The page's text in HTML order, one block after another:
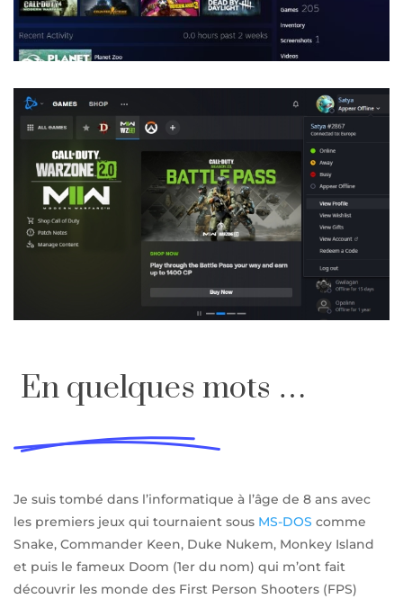
En quelques mots …
Je suis tombé dans l’informatique à l’âge de 8 ans avec
les premiers jeux qui tournaient sous MS-DOS comme
Snake, Commander Keen, Duke Nukem, Monkey Island
et puis le fameux Doom (1er du nom) qui m’ont fait
découvrir les monde des First Person Shooters (FPS)